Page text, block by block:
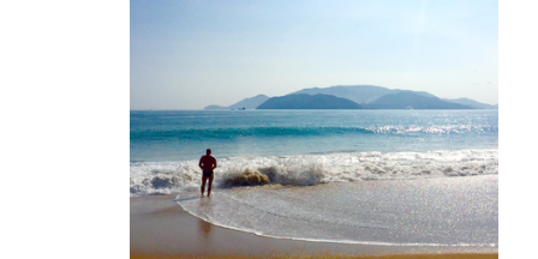
芽庄海滩